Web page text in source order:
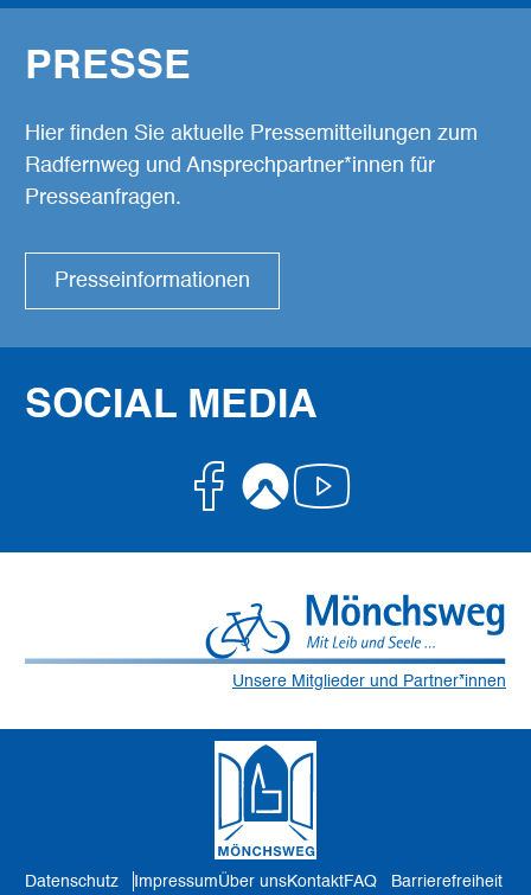
PRESSE
Hier finden Sie aktuelle Pressemitteilungen zum
Radfernweg und Ansprechpartner*innen für
Presseanfragen.
Presseinformationen
SOCIAL MEDIA
Facebook
Komoot
Youtube
Unsere Mitglieder und Partner*innen
Datenschutz ImpressumÜber unsKontaktFAQ Barrierefreiheit